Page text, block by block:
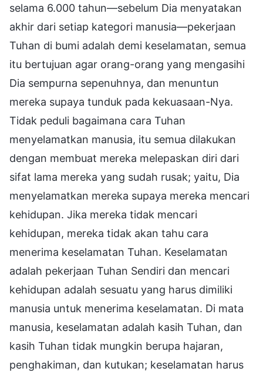
selama 6.000 tahun—sebelum Dia menyatakan
akhir dari setiap kategori manusia—pekerjaan
Tuhan di bumi adalah demi keselamatan, semua
itu bertujuan agar orang-orang yang mengasihi
Dia sempurna sepenuhnya, dan menuntun
mereka supaya tunduk pada kekuasaan-Nya.
Tidak peduli bagaimana cara Tuhan
menyelamatkan manusia, itu semua dilakukan
dengan membuat mereka melepaskan diri dari
sifat lama mereka yang sudah rusak; yaitu, Dia
menyelamatkan mereka supaya mereka mencari
kehidupan. Jika mereka tidak mencari
kehidupan, mereka tidak akan tahu cara
menerima keselamatan Tuhan. Keselamatan
adalah pekerjaan Tuhan Sendiri dan mencari
kehidupan adalah sesuatu yang harus dimiliki
manusia untuk menerima keselamatan. Di mata
manusia, keselamatan adalah kasih Tuhan, dan
kasih Tuhan tidak mungkin berupa hajaran,
penghakiman, dan kutukan; keselamatan harus